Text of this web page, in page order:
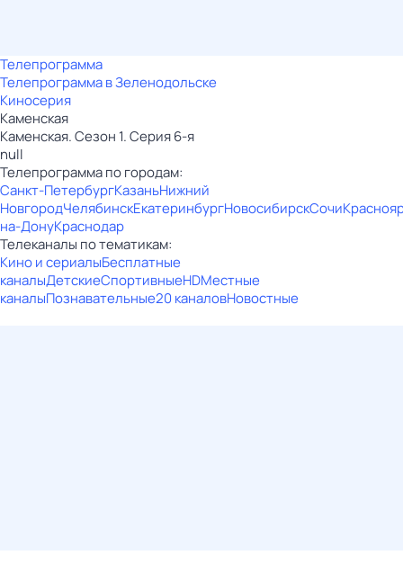
Телепрограмма
Телепрограмма в Зеленодольске
Киносерия
Каменская
Каменская. Сезон 1. Серия 6-я
null
Телепрограмма по городам:
Санкт-ПетербургКазаньНижний
НовгородЧелябинскЕкатеринбургНовосибирскСочи
на-ДонуКраснодар
Телеканалы по тематикам:
Кино и сериалыБесплатные
каналыДетскиеСпортивныеHDМестные
каналыПознавательные20 каналовНовостные